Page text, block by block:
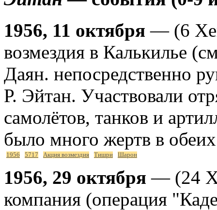
1956, 11 октября — (6
возмездия в Калькилье
Даян. непосредственно
Р. Эйтан. Участвовали
самолётов, танков и
было много жертв в
1956 5717 Акция возмездия Тишри Шарон
1956, 29 октября — (24
компания (операция